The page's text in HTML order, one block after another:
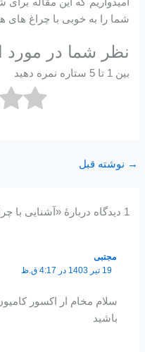
شما را به خوبی با چراغ های
نظر شما در مورد
بین 1 تا 5 ستاره نمره دهید
→ نوشته قبل
1 دیدگاه دربارهٔ «آشنایی با چراغ های هشدار خودرو»
مجتبی
19 تیر 1403 در 4:17 ق.ظ
سلام‌ مخام ار اکسور
باشید